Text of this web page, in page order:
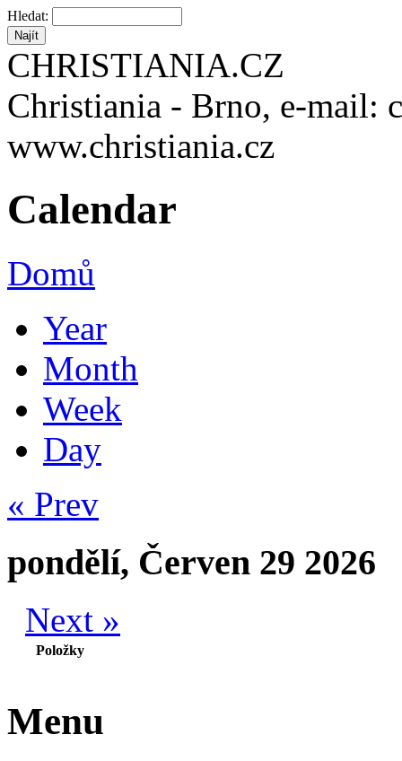
Hledat:
CHRISTIANIA.CZ
Christiania - Brno, e-mail:
www.christiania.cz
Calendar
Domů
Year
Month
Week
Day
« Prev
pondělí, Červen 29 2026
Next »
Položky
Menu